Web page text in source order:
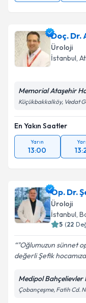
Doç. Dr.
Üroloji
İstanbul,
Memorial Ataşehir
Küçükbakkalköy, Vedat
En Yakın Saatler
Yarın
13:00
Op. Dr.
Üroloji
İstanbul,
5 (22
"Oğlumuzun sünnet
değerli Şefik
Medipol Bahçelievler
Çobançeşme, Fatih Cd.